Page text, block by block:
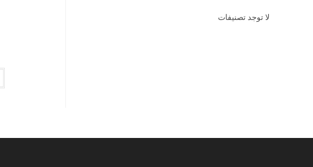
لا توجد تصنيفات